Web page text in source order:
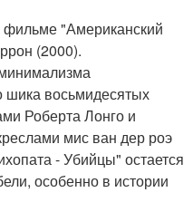
фильме "Американский
(2000).
шика восьмидесятых
Роберта Лонго и
мис ван дер роэ
- Убийцы" остается
особенно в истории